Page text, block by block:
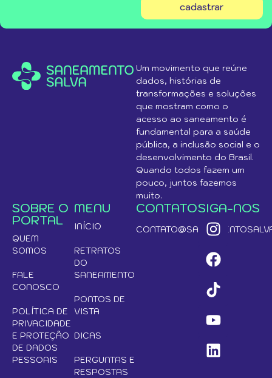
cadastrar
Um movimento que reúne
dados, histórias de
transformações e soluções
que mostram como o
acesso ao saneamento é
fundamental para a saúde
pública, a inclusão social e o
desenvolvimento do Brasil.
Quando todos fazem um
pouco, juntos fazemos
muito.
SOBRE O
PORTAL
QUEM
SOMOS
FALE
CONOSCO
POLÍTICA DE
PRIVACIDADE
E PROTEÇÃO
DE DADOS
PESSOAIS
MENU
INÍCIO
RETRATOS
DO
SANEAMENTO
PONTOS DE
VISTA
DICAS
PERGUNTAS E
RESPOSTAS
CONTATOSIGA-NOS